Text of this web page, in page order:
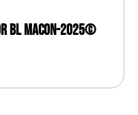
BL Macon-2025©